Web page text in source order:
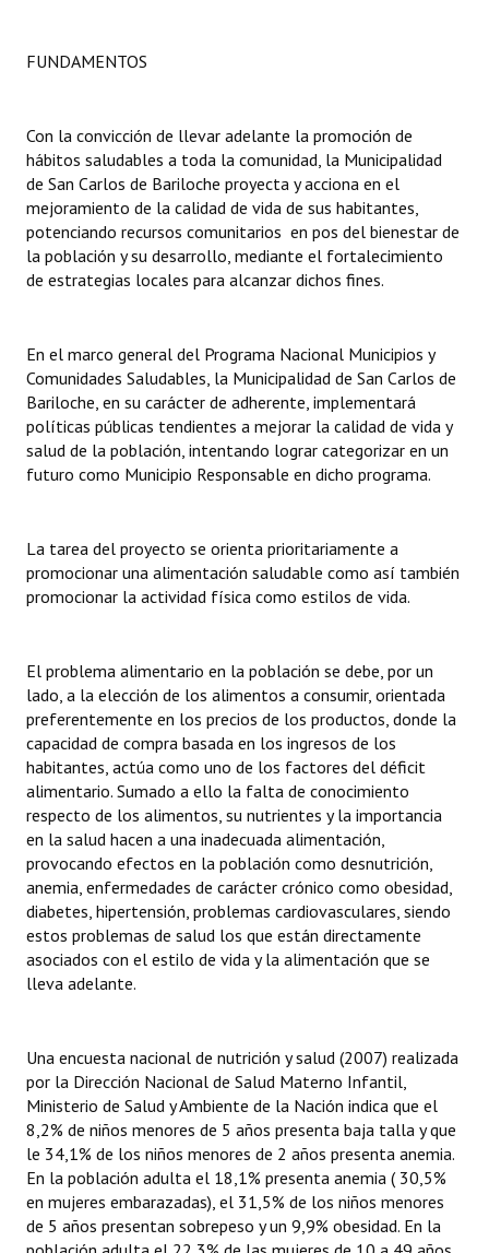
NORMATIVA
Declaraciones
Resoluciones
Resoluciones de Presidencia
INSTITUCIONAL
Noticias Destacadas
Registros y Distinciones
Datos Históricos
Audiencias Públicas - Registro
Mujeres que Dejaron Huellas - Registro
Ciudadano Ilustre - Registro
Banca del Vecino - Registro
Huéspedes de Honor - Registro
Antiguos Pobladores - Registro
Reconocimientos - Registro
Bariloche, Municipio intercultural
Entrega de distinciones
FUNDAMENTOS
Con la convicción de llevar adelante la promoción de
hábitos saludables a toda la comunidad, la Municipalidad
de San Carlos de Bariloche proyecta y acciona en el
mejoramiento de la calidad de vida de sus habitantes,
potenciando recursos comunitarios en pos del bienestar de
la población y su desarrollo, mediante el fortalecimiento
de estrategias locales para alcanzar dichos fines.
En el marco general del Programa Nacional Municipios y
Comunidades Saludables, la Municipalidad de San Carlos de
Bariloche, en su carácter de adherente, implementará
políticas públicas tendientes a mejorar la calidad de vida y
salud de la población, intentando lograr categorizar en un
futuro como Municipio Responsable en dicho programa.
La tarea del proyecto se orienta prioritariamente a
promocionar una alimentación saludable como así también
promocionar la actividad física como estilos de vida.
El problema alimentario en la población se debe, por un
lado, a la elección de los alimentos a consumir, orientada
preferentemente en los precios de los productos, donde la
capacidad de compra basada en los ingresos de los
habitantes, actúa como uno de los factores del déficit
alimentario. Sumado a ello la falta de conocimiento
respecto de los alimentos, su nutrientes y la importancia
en la salud hacen a una inadecuada alimentación,
provocando efectos en la población como desnutrición,
anemia, enfermedades de carácter crónico como obesidad,
diabetes, hipertensión, problemas cardiovasculares, siendo
estos problemas de salud los que están directamente
asociados con el estilo de vida y la alimentación que se
lleva adelante.
Una encuesta nacional de nutrición y salud (2007) realizada
por la Dirección Nacional de Salud Materno Infantil,
Ministerio de Salud y Ambiente de la Nación indica que el
8,2% de niños menores de 5 años presenta baja talla y que
le 34,1% de los niños menores de 2 años presenta anemia.
En la población adulta el 18,1% presenta anemia ( 30,5%
en mujeres embarazadas), el 31,5% de los niños menores
de 5 años presentan sobrepeso y un 9,9% obesidad. En la